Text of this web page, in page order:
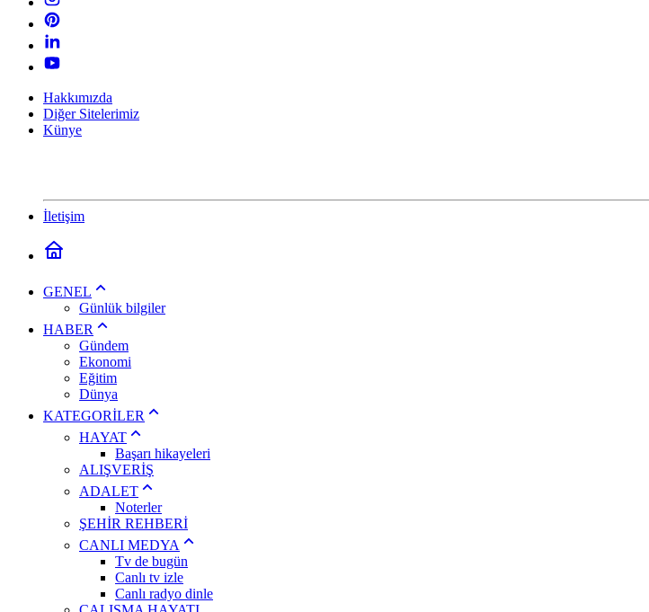
Hakkımızda
Diğer Sitelerimiz
Künye
İletişim
GENEL
Günlük bilgiler
HABER
Gündem
Ekonomi
Eğitim
Dünya
KATEGORİLER
HAYAT
Başarı hikayeleri
ALIŞVERİŞ
ADALET
Noterler
ŞEHİR REHBERİ
CANLI MEDYA
Tv de bugün
Canlı tv izle
Canlı radyo dinle